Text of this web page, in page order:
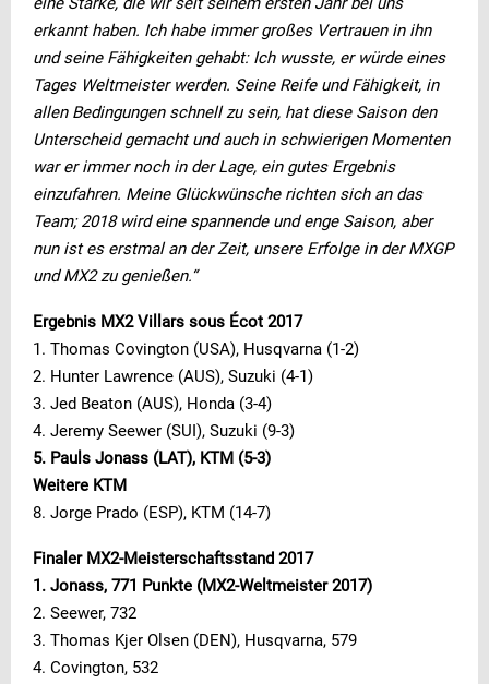
erkannt haben. Ich habe immer großes Vertrauen in ihn
und seine Fähigkeiten gehabt: Ich wusste, er würde eines
Tages Weltmeister werden. Seine Reife und Fähigkeit, in
allen Bedingungen schnell zu sein, hat diese Saison den
Unterscheid gemacht und auch in schwierigen Momenten
war er immer noch in der Lage, ein gutes Ergebnis
einzufahren. Meine Glückwünsche richten sich an das
Team; 2018 wird eine spannende und enge Saison, aber
nun ist es erstmal an der Zeit, unsere Erfolge in der MXGP
und MX2 zu genießen.“
Ergebnis MX2 Villars sous Écot 2017
1. Thomas Covington (USA), Husqvarna (1-2)
2. Hunter Lawrence (AUS), Suzuki (4-1)
3. Jed Beaton (AUS), Honda (3-4)
4. Jeremy Seewer (SUI), Suzuki (9-3)
5. Pauls Jonass (LAT), KTM (5-3)
Weitere KTM
8. Jorge Prado (ESP), KTM (14-7)
Finaler MX2-Meisterschaftsstand 2017
1. Jonass, 771 Punkte (MX2-Weltmeister 2017)
2. Seewer, 732
3. Thomas Kjer Olsen (DEN), Husqvarna, 579
4. Covington, 532